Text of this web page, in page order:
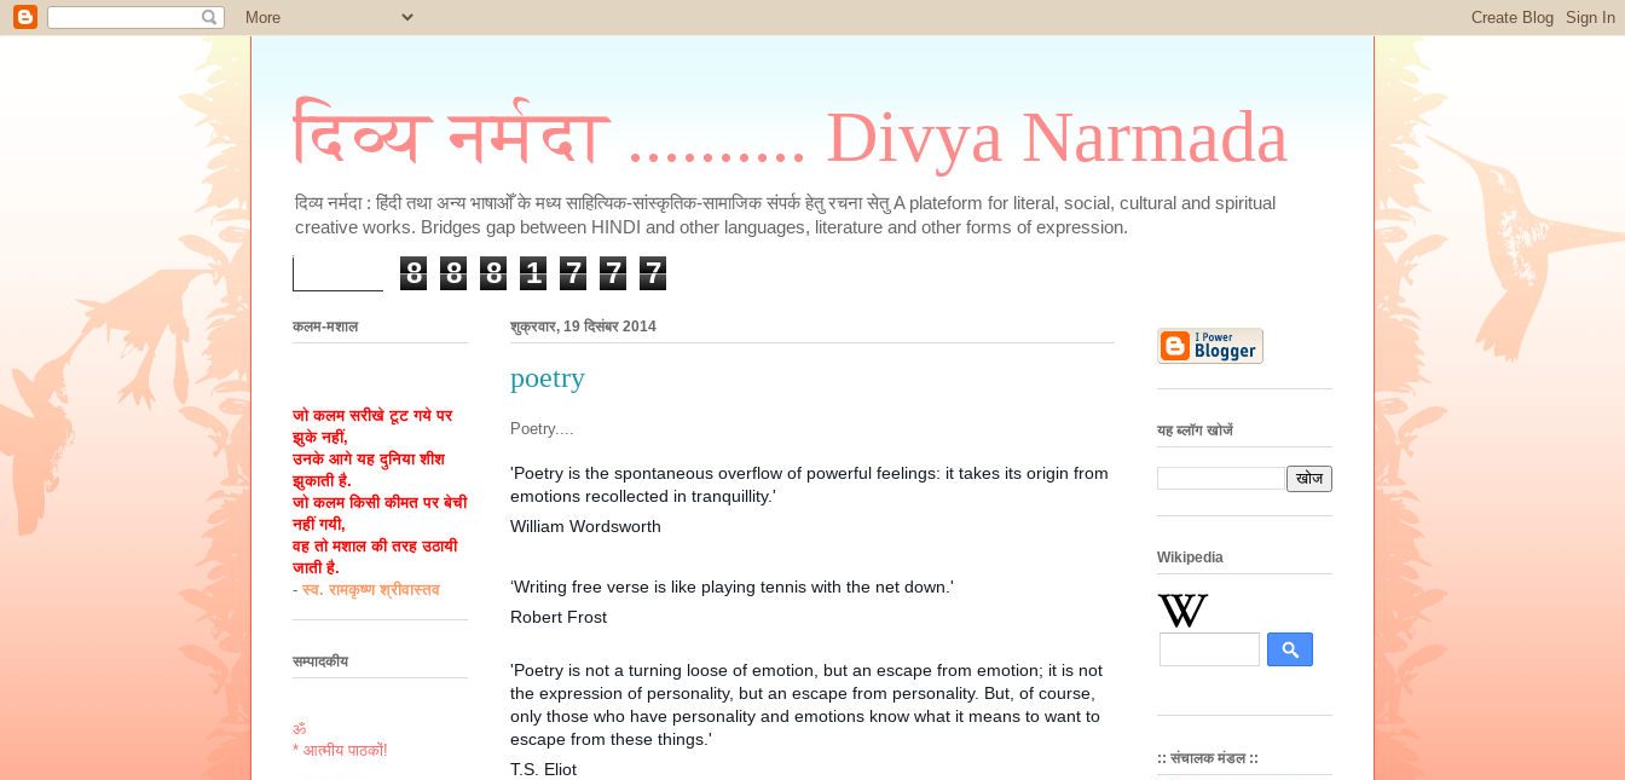
दिव्य नर्मदा .......... Divya Narmada
दिव्य नर्मदा : हिंदी तथा अन्य भाषाओँ के मध्य साहित्यिक-सांस्कृतिक-सामाजिक संपर्क हेतु रचना सेतु A plateform for literal, social, cultural and spiritual
creative works. Bridges gap between HINDI and other languages, literature and other forms of expression.
8 8 8 1 7 7 7
शुक्रवार, 19 दिसंबर 2014
poetry
Poetry....
'Poetry is the spontaneous overflow of powerful feelings: it takes its origin from
emotions recollected in tranquillity.'
William Wordsworth
‘Writing free verse is like playing tennis with the net down.'
Robert Frost
'Poetry is not a turning loose of emotion, but an escape from emotion; it is not
the expression of personality, but an escape from personality. But, of course,
only those who have personality and emotions know what it means to want to
escape from these things.'
T.S. Eliot
कलम-मशाल
जो कलम सरीखे टूट गये पर
झुके नहीं,
उनके आगे यह दुनिया शीश
झुकाती है.
जो कलम किसी कीमत पर बेची
नहीं गयी,
वह तो मशाल की तरह उठायी
जाती है.
- स्व. रामकृष्ण श्रीवास्तव
सम्पादकीय
ॐ
* आत्मीय पाठकों!
यह ब्लॉग खोजें
Wikipedia
:: संचालक मंडल ::